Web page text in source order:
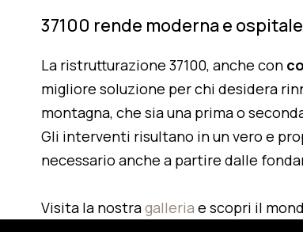
37100 rende moderna e
La ristrutturazione 37100, anche con
migliore soluzione per chi desidera
montagna, che sia una prima o
Gli interventi risultano in un vero e
necessario anche a partire dalle
Visita la nostragalleria e scopri il